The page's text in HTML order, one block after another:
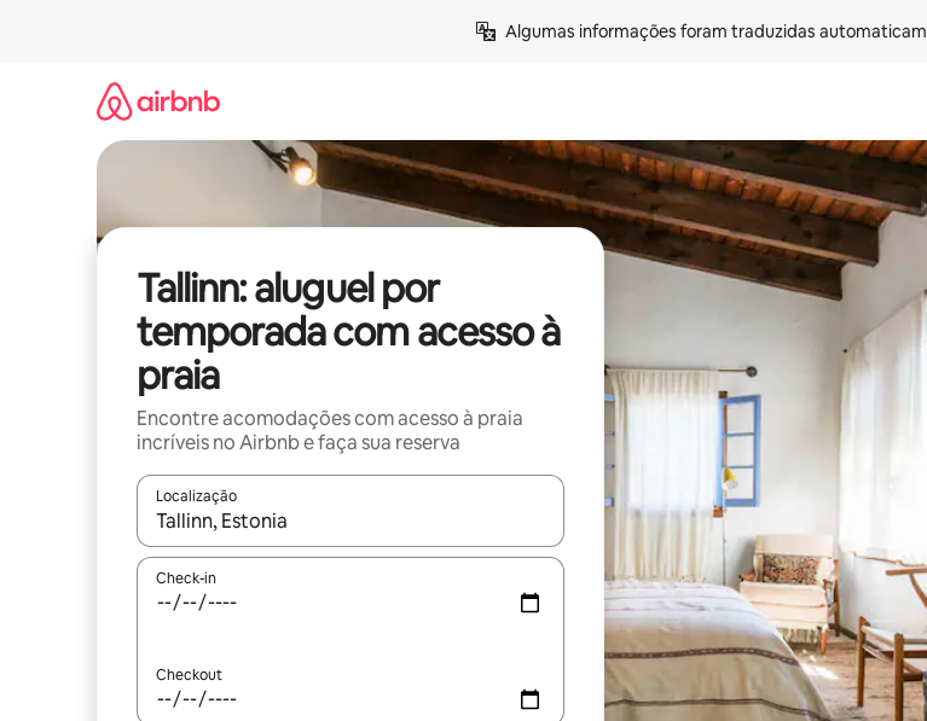
Algumas informações foram traduzidas
Tallinn: aluguel por
temporada com acesso à
praia
Encontre acomodações com acesso à praia
incríveis no Airbnb e faça sua reserva
Localização
Quando os resultados estiverem disponíveis, explore-os usando as seta para cima e para baixo do
Check-in
Checkout